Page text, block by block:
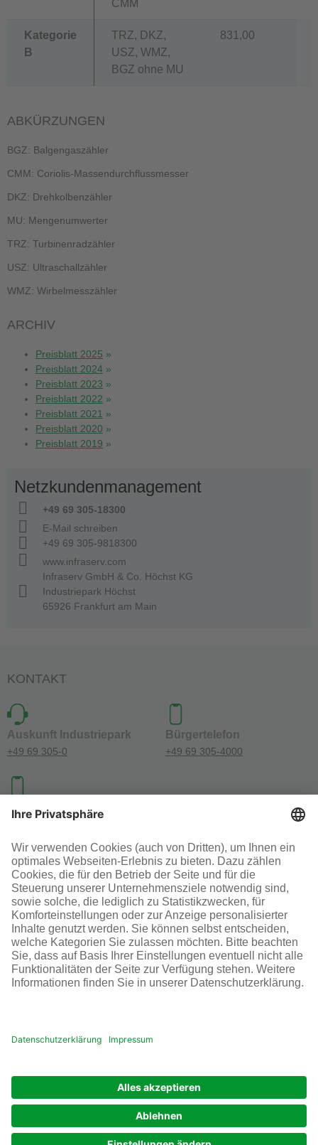
CMM
Kategorie
B
TRZ, DKZ,
USZ, WMZ,
BGZ ohne MU
831,00
ABKÜRZUNGEN
BGZ: Balgengaszähler
CMM: Coriolis-Massendurchflussmesser
DKZ: Drehkolbenzähler
MU: Mengenumwerter
TRZ: Turbinenradzähler
USZ: Ultraschallzähler
WMZ: Wirbelmesszähler
ARCHIV
Preisblatt 2025
Preisblatt 2024
Preisblatt 2023
Preisblatt 2022
Preisblatt 2021
Preisblatt 2020
Preisblatt 2019
Netzkundenmanagement
+49 69 305-18300
E-Mail schreiben
+49 69 305-9818300
www.infraserv.com
Infraserv GmbH & Co. Höchst KG
Industriepark Höchst
65926 Frankfurt am Main
KONTAKT
Auskunft Industriepark
+49 69 305-0
Bürgertelefon
+49 69 305-4000
Investoren-Kontakt
+49 69 305-46300
SOCIAL MEDIA
AGB Impressum Datenschutz Cookie-Einstellungen